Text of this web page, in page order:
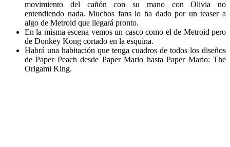
movimiento del cañón con su mano con Olivia no
entendiendo nada. Muchos fans lo ha dado por un teaser a
algo de Metroid que llegará pronto.
En la misma escena vemos un casco como el de Metroid pero
de Donkey Kong cortado en la esquina.
Habrá una habitación que tenga cuadros de todos los diseños
de Paper Peach desde Paper Mario hasta Paper Mario: The
Origami King.